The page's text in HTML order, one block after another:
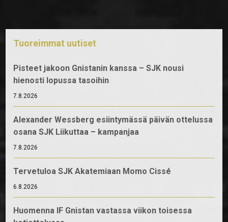
Tuoreimmat uutiset
Pisteet jakoon Gnistanin kanssa – SJK nousi
hienosti lopussa tasoihin
7.8.2026
Alexander Wessberg esiintymässä päivän ottelussa
osana SJK Liikuttaa – kampanjaa
7.8.2026
Tervetuloa SJK Akatemiaan Momo Cissé
6.8.2026
Huomenna IF Gnistan vastassa viikon toisessa